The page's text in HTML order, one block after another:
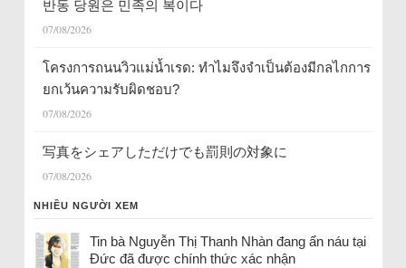
반동 당원은 민족의 복이다
07/08/2026
โครงการถนนวิวแม่น้ำเรด: ทำไมจึงจำเป็นต้องมีกลไกการ
ยกเว้นความรับผิดชอบ?
07/08/2026
写真をシェアしただけでも罰則の対象に
07/08/2026
NHIỀU NGƯỜI XEM
Tin bà Nguyễn Thị Thanh Nhàn đang ẩn náu tại
Đức đã được chính thức xác nhận